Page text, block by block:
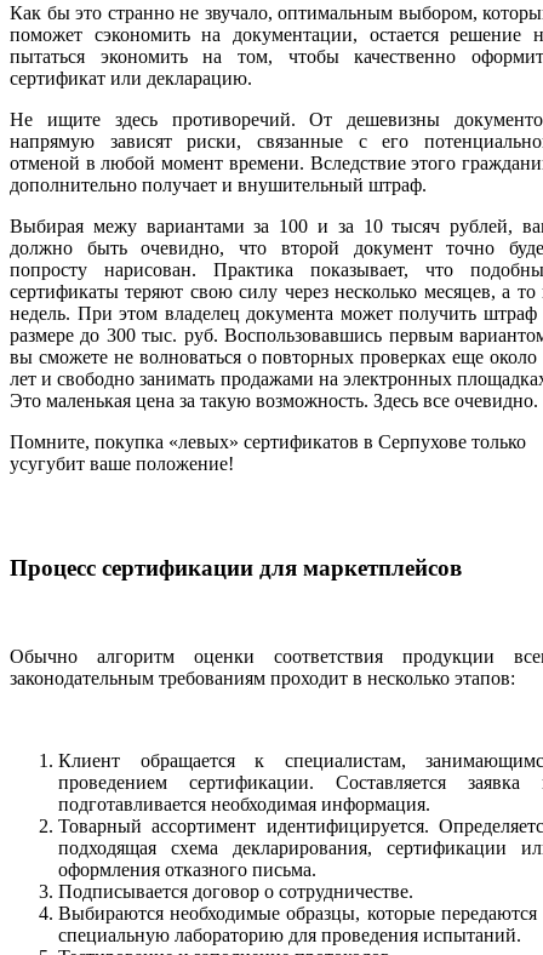
Как бы это странно не звучало, оптимальным выбором,
поможет сэкономить на документации, остается решение
пытаться экономить на том, чтобы качественно
сертификат или декларацию.
Не ищите здесь противоречий. От дешевизны
напрямую зависят риски, связанные с его
отменой в любой момент времени. Вследствие этого
дополнительно получает и внушительный штраф.
Выбирая межу вариантами за 100 и за 10 тысяч рублей,
должно быть очевидно, что второй документ точно
попросту нарисован. Практика показывает, что
сертификаты теряют свою силу через несколько месяцев, а то
недель. При этом владелец документа может получить штраф
размере до 300 тыс. руб. Воспользовавшись первым
вы сможете не волноваться о повторных проверках еще около
лет и свободно занимать продажами на электронных
Это маленькая цена за такую возможность. Здесь все очевидно.
Помните, покупка «левых» сертификатов в Серпухове только
усугубит ваше положение!
Процесс сертификации для маркетплейсов
Обычно алгоритм оценки соответствия продукции
законодательным требованиям проходит в несколько этапов:
Клиент обращается к специалистам,
проведением сертификации. Составляется заявка
подготавливается необходимая информация.
Товарный ассортимент идентифицируется.
подходящая схема декларирования, сертификации
оформления отказного письма.
Подписывается договор о сотрудничестве.
Выбираются необходимые образцы, которые передаются
специальную лабораторию для проведения испытаний.